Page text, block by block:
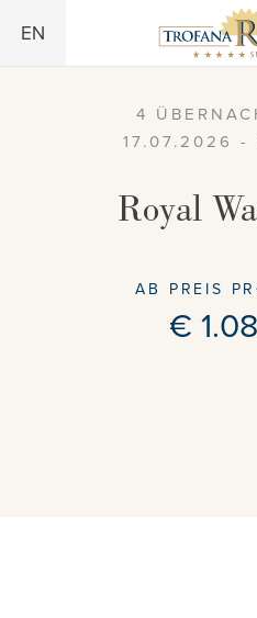
+ 4)
Barrierefreiheits-Widget öffnen (
Zur Barrierefreiheitserklaerung (
EN
4
17.07.2026 -
Royal
AB PREIS
€